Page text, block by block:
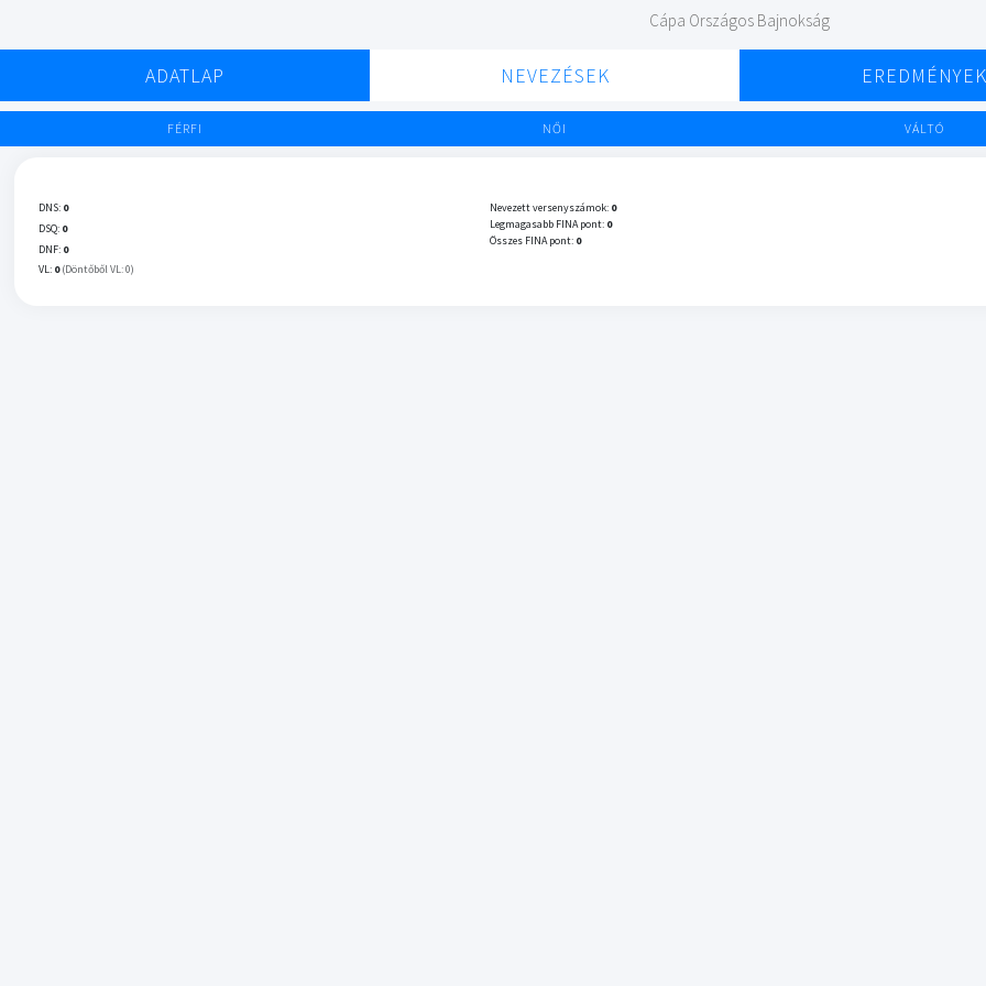
Cápa Országos Bajnokság
ADATLAP NEVEZÉSEK EREDMÉNYEK
FÉRFI NŐI VÁLTÓ
DNS: 0
DSQ: 0
DNF: 0
VL: 0 (Döntőből VL: 0)
Nevezett versenyszámok: 0
Legmagasabb FINA pont: 0
Összes FINA pont: 0